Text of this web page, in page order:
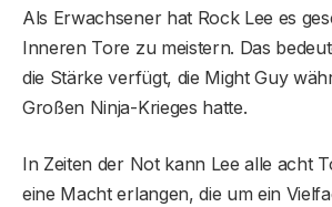
Als Erwachsener hat Rock Lee es
Inneren Tore zu meistern. Das
die Stärke verfügt, die Might Guy
Großen Ninja-Krieges hatte.
In Zeiten der Not kann Lee alle acht
eine Macht erlangen, die um ein